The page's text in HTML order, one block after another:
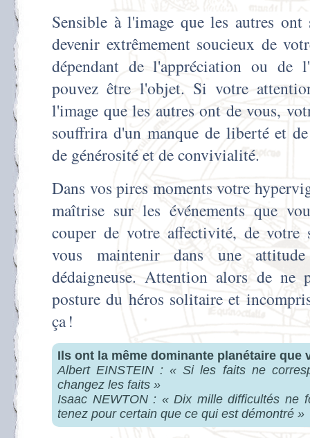
Sensible à l'image que les autres
devenir extrêmement soucieux de
dépendant de l'appréciation ou de
pouvez être l'objet. Si votre
l'image que les autres ont de vous,
souffrira d'un manque de liberté et
de générosité et de convivialité.
Dans vos pires moments votre
maîtrise sur les événements que
couper de votre affectivité, de votre
vous maintenir dans une
dédaigneuse. Attention alors de ne
posture du héros solitaire et
ça !
Ils ont la même dominante planétaire que
Albert EINSTEIN : « Si les faits ne
changez les faits »
Isaac NEWTON : « Dix mille difficultés ne
tenez pour certain que ce qui est démontré »